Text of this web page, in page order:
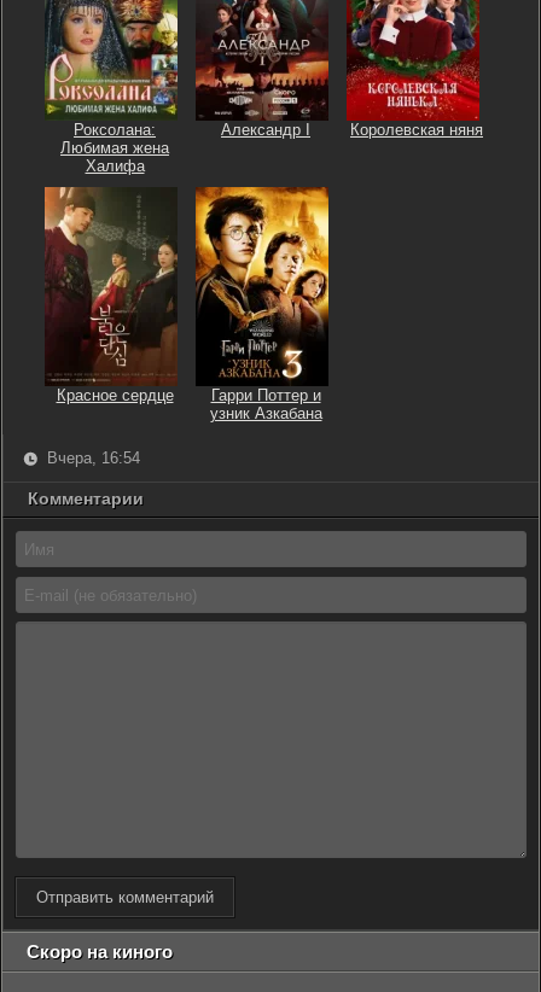
Роксолана:
Любимая жена
Халифа
Александр I Королевская няня
Красное сердце
Гарри Поттер и
узник Азкабана
Вчера, 16:54
Комментарии
Отправить комментарий
Скоро на киного